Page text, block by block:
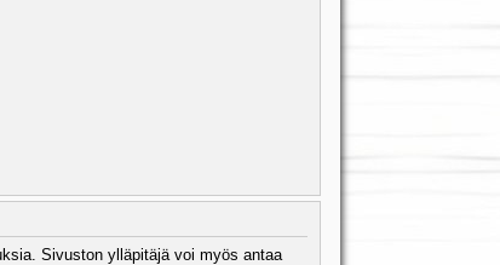
Sivuston ylläpitäjä voi myös antaa